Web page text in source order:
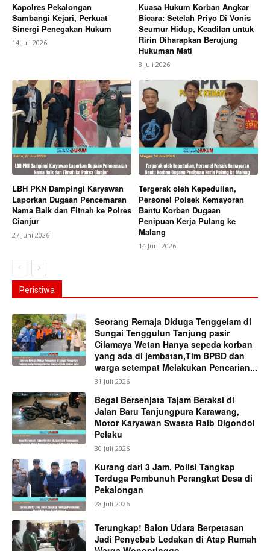
Kapolres Pekalongan
Sambangi Kejari, Perkuat
Sinergi Penegakan Hukum
14 Juli 2026
Kuasa Hukum Korban Angkar
Bicara: Setelah Priyo Di Vonis
Seumur Hidup, Keadilan untuk
Ririn Diharapkan Berujung
Hukuman Mati
8 Juli 2026
LBH PKN Dampingi Karyawan
Laporkan Dugaan Pencemaran
Nama Baik dan Fitnah ke Polres
Cianjur
27 Juni 2026
Tergerak oleh Kepedulian,
Personel Polsek Kemayoran
Bantu Korban Dugaan
Penipuan Kerja Pulang ke
Malang
14 Juni 2026
Peristiwa
Seorang Remaja Diduga Tenggelam di
Sungai Tenggulun Tanjung pasir
Cilamaya Wetan Hanya sepeda korban
yang ada di jembatan,Tim BPBD dan
warga setempat Melakukan Pencarian...
31 Juli 2026
Begal Bersenjata Tajam Beraksi di
Jalan Baru Tanjungpura Karawang,
Motor Karyawan Swasta Raib Digondol
Pelaku
30 Juli 2026
Kurang dari 3 Jam, Polisi Tangkap
Terduga Pembunuh Perangkat Desa di
Pekalongan
28 Juli 2026
Terungkap! Balon Udara Berpetasan
Jadi Penyebab Ledakan di Atap Rumah